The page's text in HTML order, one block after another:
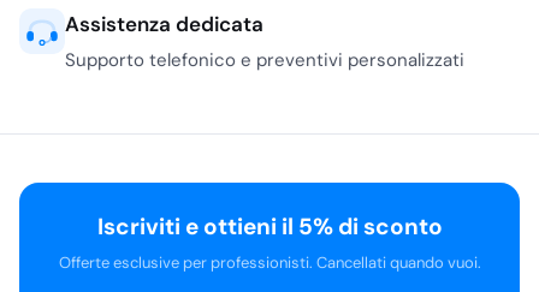
Assistenza dedicata
Supporto telefonico e preventivi personalizzati
Iscriviti e ottieni il 5% di sconto
Offerte esclusive per professionisti. Cancellati quando vuoi.